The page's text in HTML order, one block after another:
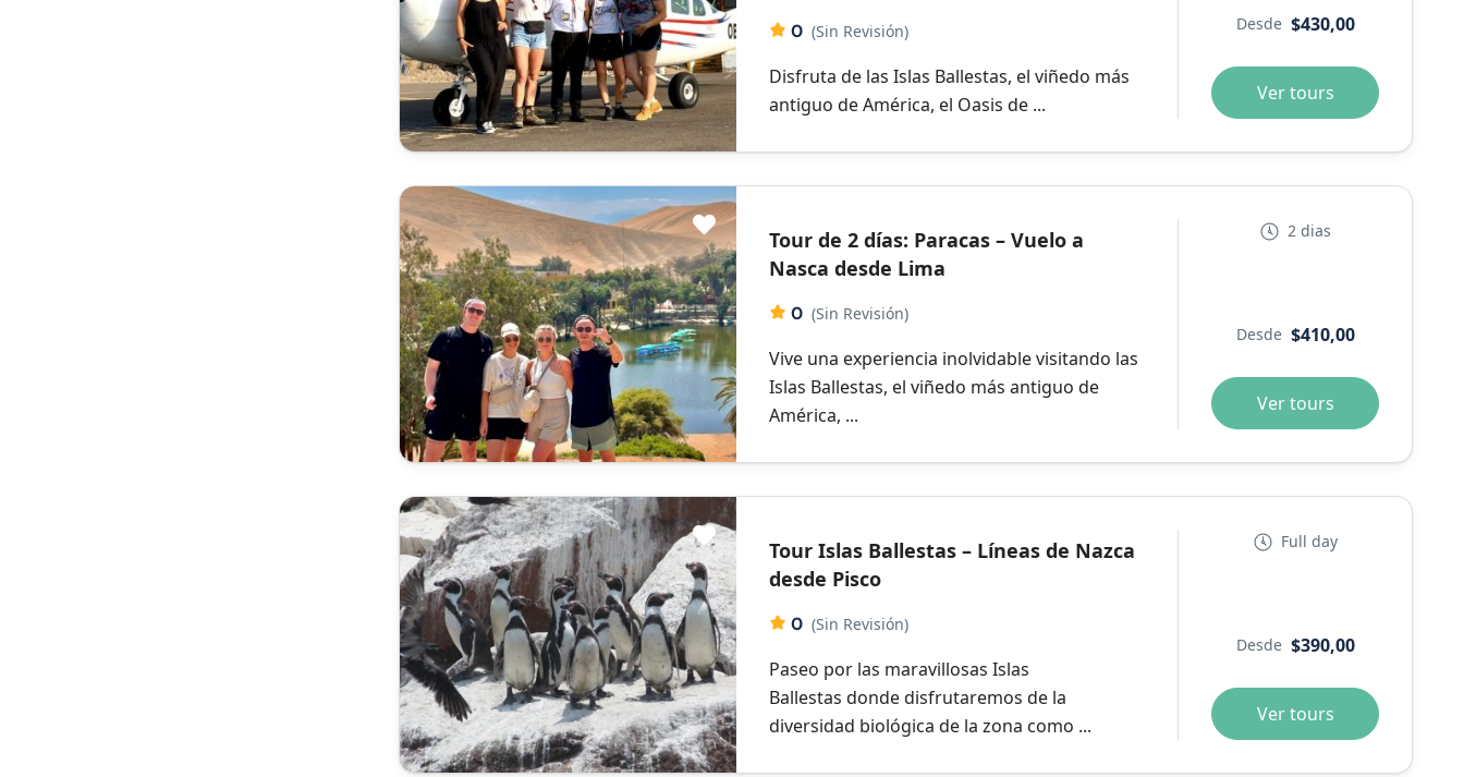
0 (Sin Revisión)
Disfruta de las Islas Ballestas, el viñedo más
antiguo de América, el Oasis de ...
Desde $430,00
Ver tours
Tour de 2 días: Paracas – Vuelo a
Nasca desde Lima
0 (Sin Revisión)
Vive una experiencia inolvidable visitando las
Islas Ballestas, el viñedo más antiguo de
América, ...
2 dias
Desde $410,00
Ver tours
Tour Islas Ballestas – Líneas de Nazca
desde Pisco
0 (Sin Revisión)
Paseo por las maravillosas Islas
Ballestas donde disfrutaremos de la
diversidad biológica de la zona como ...
Full day
Desde $390,00
Ver tours